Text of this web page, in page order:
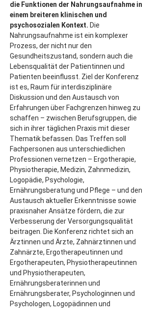
die Funktionen der Nahrungsaufnahme in
einem breiteren klinischen und
psychosozialen Kontext. Die
Nahrungsaufnahme ist ein komplexer
Prozess, der nicht nur den
Gesundheitszustand, sondern auch die
Lebensqualität der Patientinnen und
Patienten beeinflusst. Ziel der Konferenz
ist es, Raum für interdisziplinäre
Diskussion und den Austausch von
Erfahrungen über Fachgrenzen hinweg zu
schaffen – zwischen Berufsgruppen, die
sich in ihrer täglichen Praxis mit dieser
Thematik befassen. Das Treffen soll
Fachpersonen aus unterschiedlichen
Professionen vernetzen – Ergotherapie,
Physiotherapie, Medizin, Zahnmedizin,
Logopädie, Psychologie,
Ernährungsberatung und Pflege – und den
Austausch aktueller Erkenntnisse sowie
praxisnaher Ansätze fördern, die zur
Verbesserung der Versorgungsqualität
beitragen. Die Konferenz richtet sich an
Ärztinnen und Ärzte, Zahnärztinnen und
Zahnärzte, Ergotherapeutinnen und
Ergotherapeuten, Physiotherapeutinnen
und Physiotherapeuten,
Ernährungsberaterinnen und
Ernährungsberater, Psychologinnen und
Psychologen, Logopädinnen und